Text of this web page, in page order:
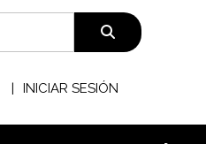
INICIAR SESIÓN